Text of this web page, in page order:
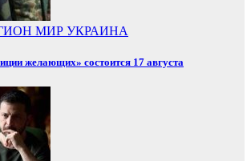
МИР УКРАИНА
желающих» состоится 17 августа